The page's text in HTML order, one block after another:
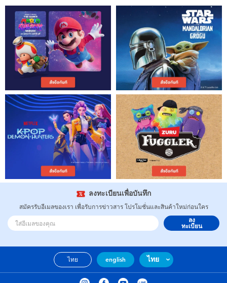
ลงทะเบียนเพื่อบันทึก
สมัครรับอีเมลของเรา เพื่อรับการข่าวสาร โปรโมชั่นและสินค้าใหม่ก่อนใคร
ลง
ทะเบียน
ไทย english ไทย